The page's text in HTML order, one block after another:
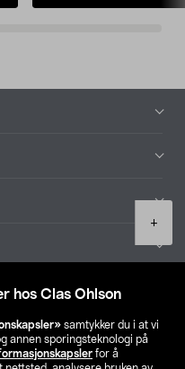
hos Clas Ohlson
samtykker du i at vi
annen sporingsteknologi på
for å
+
butikk